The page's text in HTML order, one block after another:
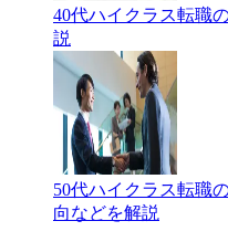
40代ハイクラス転職
説
50代ハイクラス転職
向などを解説